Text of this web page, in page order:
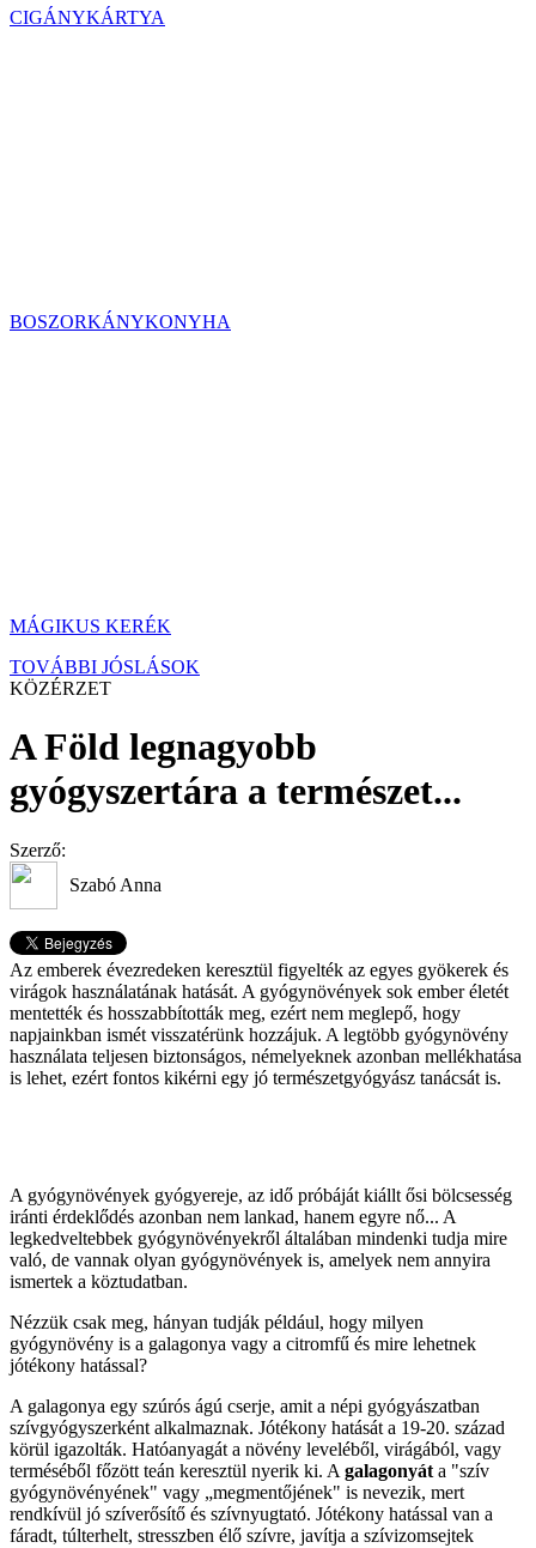
CIGÁNYKÁRTYA
BOSZORKÁNYKONYHA
MÁGIKUS KERÉK
TOVÁBBI JÓSLÁSOK
KÖZÉRZET
A Föld legnagyobb
gyógyszertára a természet...
Szerző:
Szabó Anna
Az emberek évezredeken keresztül figyelték az egyes gyökerek és
virágok használatának hatását. A gyógynövények sok ember életét
mentették és hosszabbították meg, ezért nem meglepő, hogy
napjainkban ismét visszatérünk hozzájuk. A legtöbb gyógynövény
használata teljesen biztonságos, némelyeknek azonban mellékhatása
is lehet, ezért fontos kikérni egy jó természetgyógyász tanácsát is.
A gyógynövények gyógyereje, az idő próbáját kiállt ősi bölcsesség
iránti érdeklődés azonban nem lankad, hanem egyre nő... A
legkedveltebbek gyógynövényekről általában mindenki tudja mire
való, de vannak olyan gyógynövények is, amelyek nem annyira
ismertek a köztudatban.
Nézzük csak meg, hányan tudják például, hogy milyen
gyógynövény is a galagonya vagy a citromfű és mire lehetnek
jótékony hatással?
A galagonya egy szúrós ágú cserje, amit a népi gyógyászatban
szívgyógyszerként alkalmaznak. Jótékony hatását a 19-20. század
körül igazolták. Hatóanyagát a növény leveléből, virágából, vagy
terméséből főzött teán keresztül nyerik ki. A galagonyát a "szív
gyógynövényének" vagy „megmentőjének" is nevezik, mert
rendkívül jó szíverősítő és szívnyugtató. Jótékony hatással van a
fáradt, túlterhelt, stresszben élő szívre, javítja a szívizomsejtek